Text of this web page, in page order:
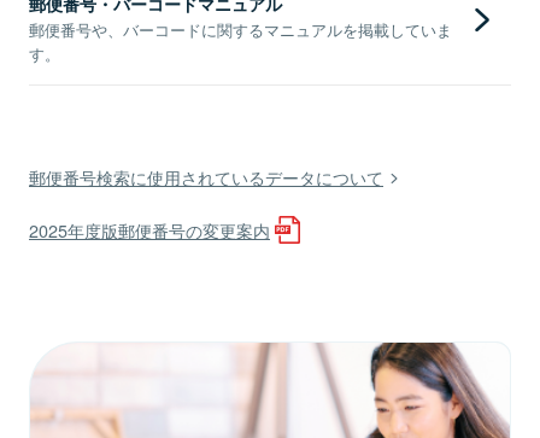
郵便番号や、バーコードに関するマニュアルを掲載していま
す。
郵便番号検索に使用されているデータについて
2025年度版郵便番号の変更案内